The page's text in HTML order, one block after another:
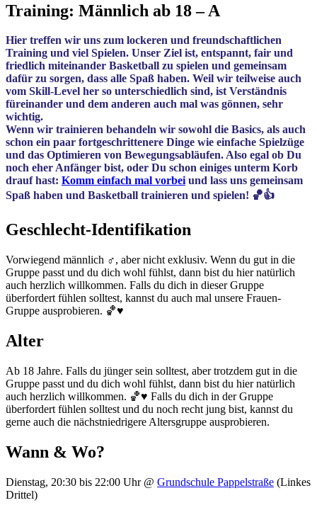
Training: Männlich ab 18 – A
Hier treffen wir uns zum lockeren und freundschaftlichen
Training und viel Spielen. Unser Ziel ist, entspannt, fair und
friedlich miteinander Basketball zu spielen und gemeinsam
dafür zu sorgen, dass alle Spaß haben. Weil wir teilweise auch
vom Skill-Level her so unterschiedlich sind, ist Verständnis
füreinander und dem anderen auch mal was gönnen, sehr
wichtig.
Wenn wir trainieren behandeln wir sowohl die Basics, als auch
schon ein paar fortgeschrittenere Dinge wie einfache Spielzüge
und das Optimieren von Bewegungsabläufen. Also egal ob Du
noch eher Anfänger bist, oder Du schon einiges unterm Korb
drauf hast: Komm einfach mal vorbeiund lass uns gemeinsam
Spaß haben und Basketball trainieren und spielen! 🏀👍
Geschlecht-Identifikation
Vorwiegend männlich ♂️, aber nicht exklusiv. Wenn du gut in die
Gruppe passt und du dich wohl fühlst, dann bist du hier natürlich
auch herzlich willkommen. Falls du dich in dieser Gruppe
überfordert fühlen solltest, kannst du auch mal unsere Frauen-
Gruppe ausprobieren. 🏀♥️
Alter
Ab 18 Jahre. Falls du jünger sein solltest, aber trotzdem gut in die
Gruppe passt und du dich wohl fühlst, dann bist du hier natürlich
auch herzlich willkommen. 🏀♥️ Falls du dich in der Gruppe
überfordert fühlen solltest und du noch recht jung bist, kannst du
gerne auch die nächstniedrigere Altersgruppe ausprobieren.
Wann & Wo?
Dienstag, 20:30 bis 22:00 Uhr @ Grundschule Pappelstraße (Linkes
Drittel)